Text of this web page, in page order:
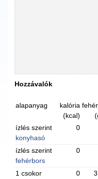
Hozzávalók
alapanyag
kalória
(kcal)
ízlés szerint
konyhasó
0
ízlés szerint
fehérbors
0
1 csokor
0